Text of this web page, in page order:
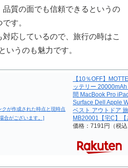
質の面でも信頼できるというの
す。
応しているので、旅行の時はこ
いうのも魅力です。
【10％OFF】
ッテリー
間 MacBook Pro
Surface Dell Apple
ベスト アウトドア
MB20001【宅C】
価格：7191円（税